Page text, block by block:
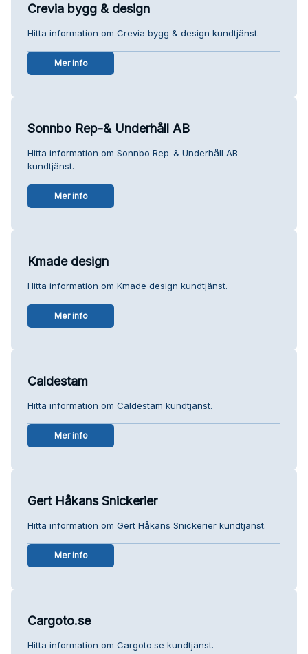
Crevia bygg & design
Hitta information om Crevia bygg & design kundtjänst.
Mer info
Sonnbo Rep-& Underhåll AB
Hitta information om Sonnbo Rep-& Underhåll AB
kundtjänst.
Mer info
Kmade design
Hitta information om Kmade design kundtjänst.
Mer info
Caldestam
Hitta information om Caldestam kundtjänst.
Mer info
Gert Håkans Snickerier
Hitta information om Gert Håkans Snickerier kundtjänst.
Mer info
Cargoto.se
Hitta information om Cargoto.se kundtjänst.